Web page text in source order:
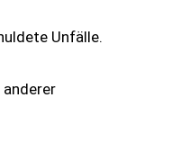
Unfälle.
anderer